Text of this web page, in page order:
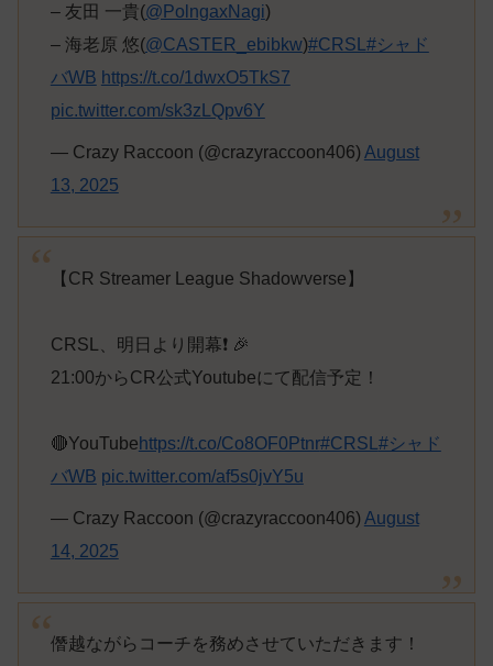
– 友田 一貴(@PolngaxNagi)
– 海老原 悠(@CASTER_ebibkw)#CRSL #シャド
バWB https://t.co/1dwxO5TkS7
pic.twitter.com/sk3zLQpv6Y
— Crazy Raccoon (@crazyraccoon406) August
13, 2025
【CR Streamer League Shadowverse】
CRSL、明日より開幕❗ 🎉
21:00からCR公式Youtubeにて配信予定！
🔴YouTube https://t.co/Co8OF0Ptnr#CRSL #シャド
バWB pic.twitter.com/af5s0jvY5u
— Crazy Raccoon (@crazyraccoon406) August
14, 2025
僭越ながらコーチを務めさせていただきます！